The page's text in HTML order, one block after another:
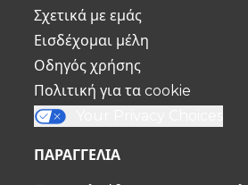
Σχετικά με εμάς
Εισδέχομαι μέλη
Οδηγός χρήσης
Πολιτική για τα cookie
ΠΑΡΑΓΓΕΛΙΑ